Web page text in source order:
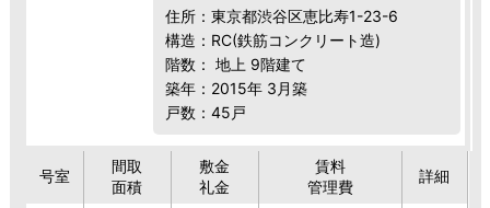
住所：東京都渋谷区恵比寿1-23-6
構造：RC(鉄筋コンクリート造)
階数： 地上 9階建て
築年：2015年 3月築
戸数：45戸
号室
間取
面積
敷金
礼金
賃料
管理費
詳細